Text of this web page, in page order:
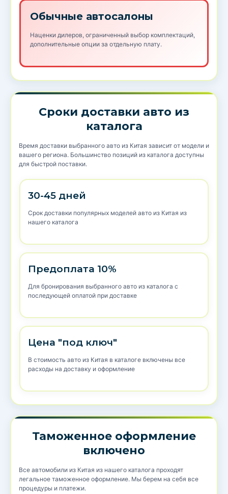
Обычные автосалоны
Наценки дилеров, ограниченный выбор комплектаций,
дополнительные опции за отдельную плату.
Сроки доставки авто из
каталога
Время доставки выбранного авто из Китая зависит от модели и
вашего региона. Большинство позиций из каталога доступны
для быстрой поставки.
30-45 дней
Срок доставки популярных моделей авто из Китая из
нашего каталога
Предоплата 10%
Для бронирования выбранного авто из каталога с
последующей оплатой при доставке
Цена "под ключ"
В стоимость авто из Китая в каталоге включены все
расходы на доставку и оформление
Таможенное оформление
включено
Все автомобили из Китая из нашего каталога проходят
легальное таможенное оформление. Мы берем на себя все
процедуры и платежи.